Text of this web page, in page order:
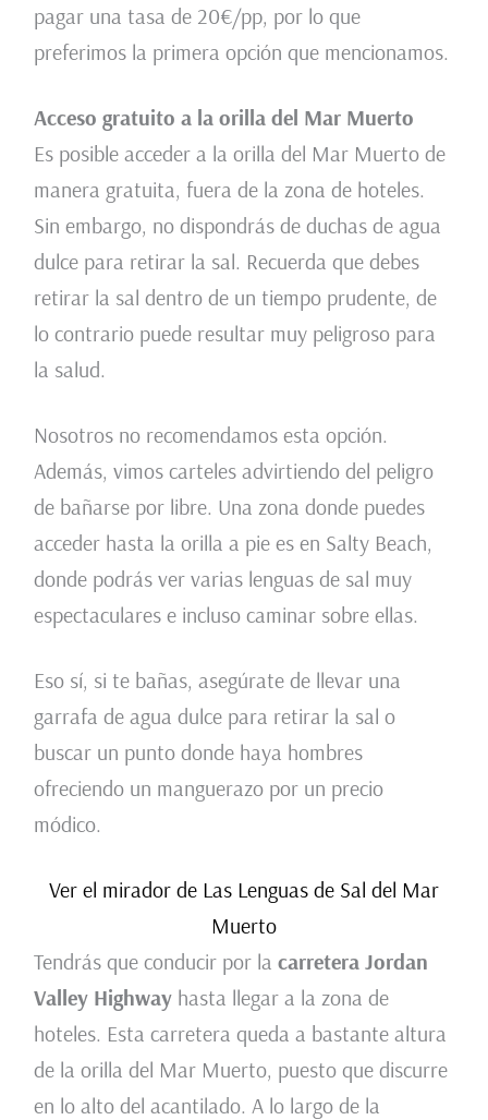
pagar una tasa de 20€/pp, por lo que
preferimos la primera opción que mencionamos.
Acceso gratuito a la orilla del Mar Muerto
Es posible acceder a la orilla del Mar Muerto de
manera gratuita, fuera de la zona de hoteles.
Sin embargo, no dispondrás de duchas de agua
dulce para retirar la sal. Recuerda que debes
retirar la sal dentro de un tiempo prudente, de
lo contrario puede resultar muy peligroso para
la salud.
Nosotros no recomendamos esta opción.
Además, vimos carteles advirtiendo del peligro
de bañarse por libre. Una zona donde puedes
acceder hasta la orilla a pie es en Salty Beach,
donde podrás ver varias lenguas de sal muy
espectaculares e incluso caminar sobre ellas.
Eso sí, si te bañas, asegúrate de llevar una
garrafa de agua dulce para retirar la sal o
buscar un punto donde haya hombres
ofreciendo un manguerazo por un precio
módico.
Ver el mirador de Las Lenguas de Sal del Mar
Muerto
Tendrás que conducir por la carretera Jordan
Valley Highwayhasta llegar a la zona de
hoteles. Esta carretera queda a bastante altura
de la orilla del Mar Muerto, puesto que discurre
en lo alto del acantilado. A lo largo de la